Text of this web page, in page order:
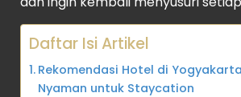
Daftar Isi Artikel
Rekomendasi Hotel di
Nyaman untuk Staycation